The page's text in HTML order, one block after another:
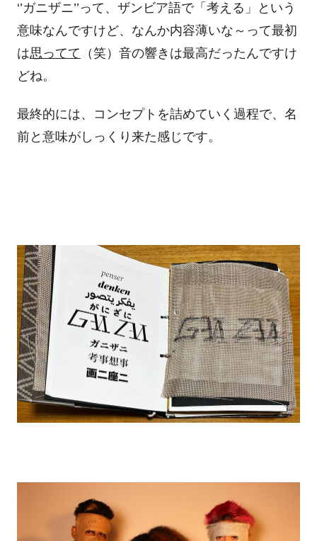
‘’ガニザニ’’って、ザンビア語で「考える」という
意味なんですけど、なんか内容薄いな～って最初
は思ってて （笑）音の響きは最高だったんですけ
どね。
最終的には、コンセプトを詰めていく過程で、名
前と意味がしっくり来た感じです。